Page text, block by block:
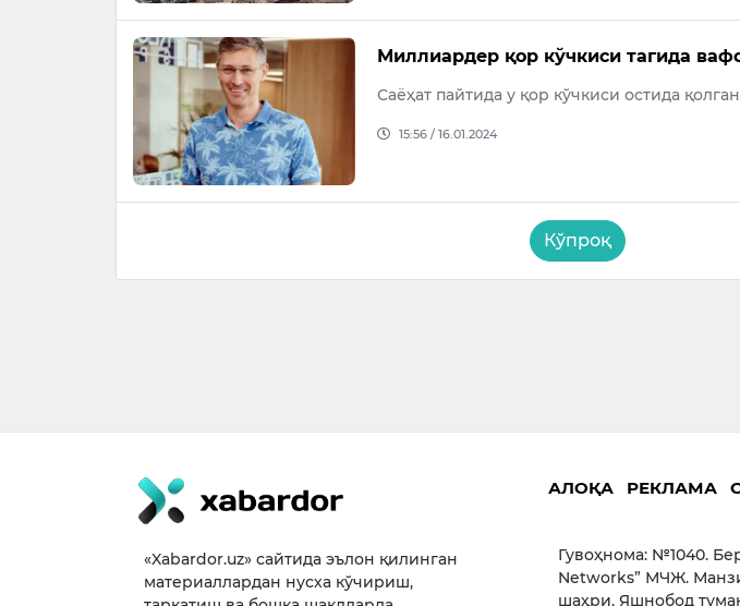
Миллиардер қор кўчкиси тагида
Саёҳат пайтида у қор кўчкиси остида
15:56 / 16.01.2024
Кўпроқ
«Xabardor.uz» сайтида эълон қилинган
материаллардан нусха кўчириш,
АЛОҚА РЕКЛАМА
Гувоҳнома: №1040.
Networks” МЧЖ.
шаҳри, Яшнобод